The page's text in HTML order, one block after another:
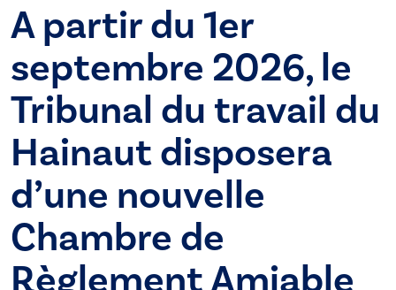
A partir du 1er
septembre 2026, le
Tribunal du travail du
Hainaut disposera
d’une nouvelle
Chambre de